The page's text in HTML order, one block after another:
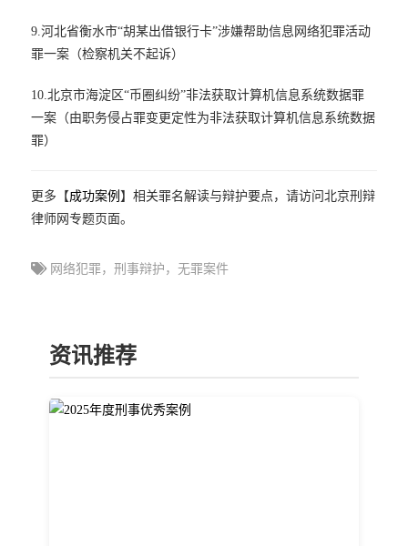
9.河北省衡水市“胡某出借银行卡”涉嫌帮助信息网络犯罪活动
罪一案（检察机关不起诉）
10.北京市海淀区“币圈纠纷”非法获取计算机信息系统数据罪
一案（由职务侵占罪变更定性为非法获取计算机信息系统数据
罪）
更多【成功案例 】相关罪名解读与辩护要点，请访问北京刑辩
律师网专题页面。
网络犯罪，刑事辩护，无罪案件
资讯推荐